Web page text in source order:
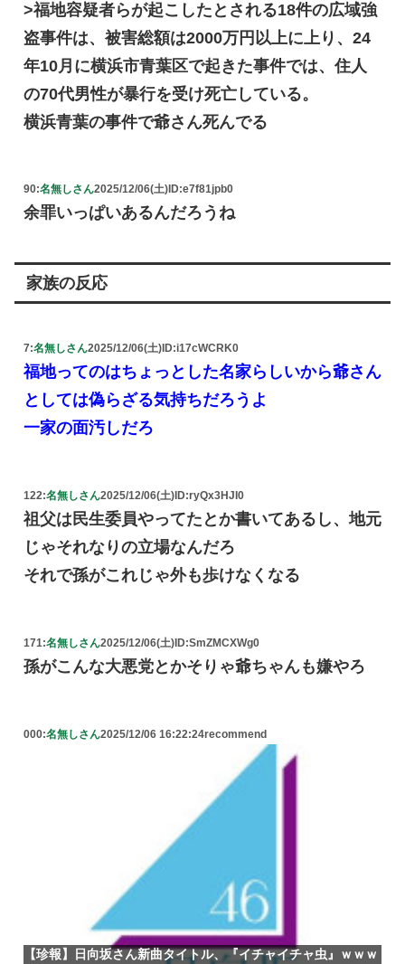
>福地容疑者らが起こしたとされる18件の広域強
盗事件は、被害総額は2000万円以上に上り、24
年10月に横浜市青葉区で起きた事件では、住人
の70代男性が暴行を受け死亡している。
横浜青葉の事件で爺さん死んでる
90:名無しさん2025/12/06(土) ID:e7f81jpb0
余罪いっぱいあるんだろうね
家族の反応
7:名無しさん2025/12/06(土) ID:i17cWCRK0
福地ってのはちょっとした名家らしいから爺さん
としては偽らざる気持ちだろうよ
一家の面汚しだろ
122:名無しさん2025/12/06(土) ID:ryQx3HJI0
祖父は民生委員やってたとか書いてあるし、地元
じゃそれなりの立場なんだろ
それで孫がこれじゃ外も歩けなくなる
171:名無しさん2025/12/06(土) ID:SmZMCXWg0
孫がこんな大悪党とかそりゃ爺ちゃんも嫌やろ
000:名無しさん2025/12/06 16:22:24recommend
【珍報】日向坂さん新曲タイトル、『イチャイチャ虫』ｗｗｗ